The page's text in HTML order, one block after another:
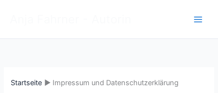
Startseite Impressum und Datenschutzerklärung